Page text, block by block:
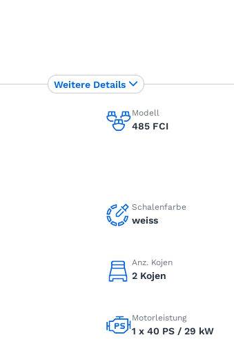
Modell
485 FCI
Schalenfarbe
weiss
Anz. Kojen
2 Kojen
Motorleistung
1 x 40 PS / 29 kW
Weitere Details